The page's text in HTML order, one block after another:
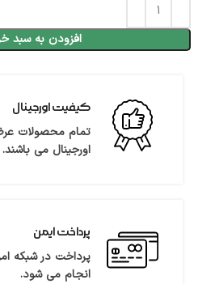
افزودن به سبد
کیفیت اورجینال
تمام محصولات
اورجینال می باشند.
پرداخت ایمن
پرداخت در شبکه
انجام می شود.